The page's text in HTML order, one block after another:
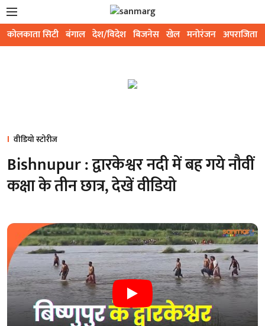
कोलकाता सिटी बंगाल देश/विदेश बिजनेस खेल मनोरंजन अपराजिता
वीडियो स्टोरीज
Bishnupur : द्वारकेश्वर नदी में बह गये नौवीं
कक्षा के तीन छात्र, देखें वीडियो